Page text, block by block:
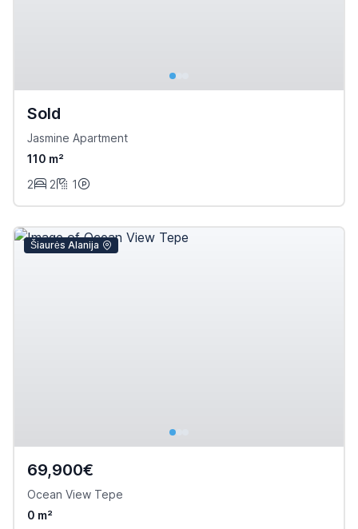
Sold
Jasmine Apartment
110 m²
2
2 1
Šiaurės Alanija
69,900€
Ocean View Tepe
0 m²